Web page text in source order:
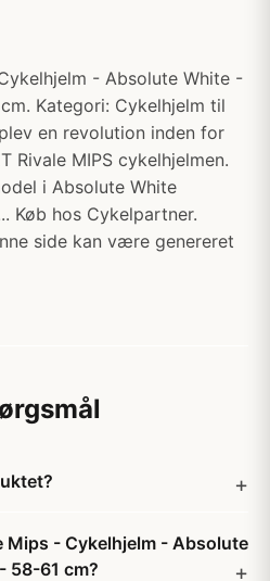
- Absolute White -
Kategori: Cykelhjelm til
en revolution inden for
Rivale MIPS cykelhjelmen.
i Absolute White
Køb hos Cykelpartner.
side kan være genereret
Mips - Cykelhjelm - Absolute
58-61 cm?